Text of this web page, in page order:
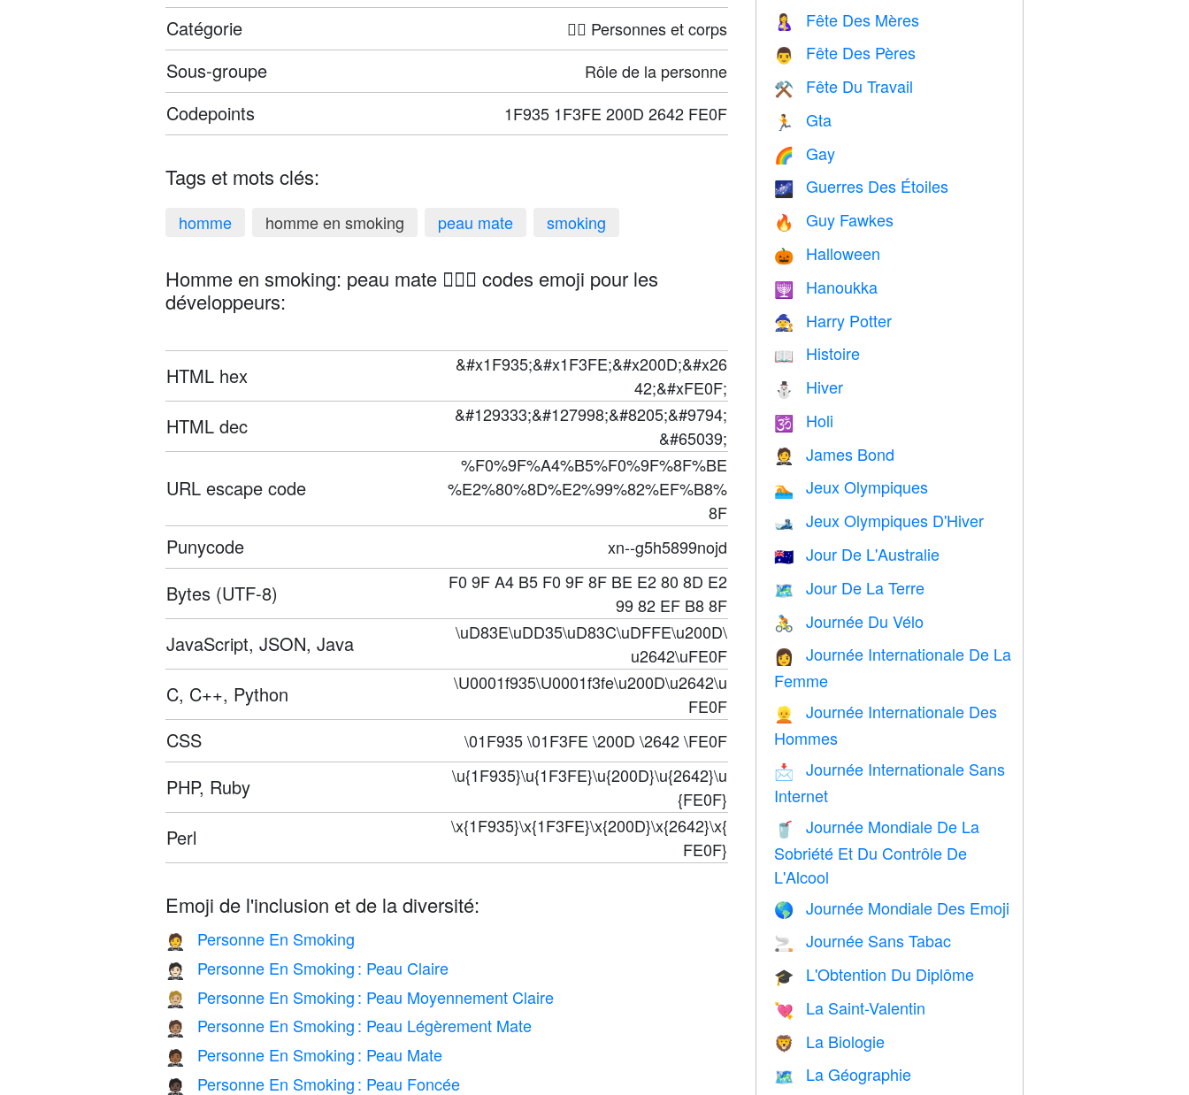
Catégorie 🤦‍♀️ Personnes et corps
Sous-groupe Rôle de la personne
Codepoints 1F935 1F3FE 200D 2642 FE0F
Tags et mots clés:
homme homme en smoking peau mate smoking
Homme en smoking: peau mate 🤵🏾‍♂️ codes emoji pour les
développeurs:
HTML hex
&#x1F935;&#x1F3FE;&#x200D;&#x26
42;&#xFE0F;
HTML dec
&#129333;&#127998;&#8205;&#9794;
&#65039;
URL escape code
%F0%9F%A4%B5%F0%9F%8F%BE
%E2%80%8D%E2%99%82%EF%B8%
8F
Punycode xn--g5h5899nojd
Bytes (UTF-8)
F0 9F A4 B5 F0 9F 8F BE E2 80 8D E2
99 82 EF B8 8F
JavaScript, JSON, Java
\uD83E\uDD35\uD83C\uDFFE\u200D\
u2642\uFE0F
C, C++, Python
\U0001f935\U0001f3fe\u200D\u2642\u
FE0F
CSS \01F935 \01F3FE \200D \2642 \FE0F
PHP, Ruby
\u{1F935}\u{1F3FE}\u{200D}\u{2642}\u
{FE0F}
Perl
\x{1F935}\x{1F3FE}\x{200D}\x{2642}\x{
FE0F}
Emoji de l'inclusion et de la diversité:
🤵 Personne En Smoking
🤵🏻 Personne En Smoking : Peau Claire
🤵🏼 Personne En Smoking : Peau Moyennement Claire
🤵🏽 Personne En Smoking : Peau Légèrement Mate
🤵🏾 Personne En Smoking : Peau Mate
🤵🏿 Personne En Smoking : Peau Foncée
🤱 Fête Des Mères
👨 Fête Des Pères
⚒️ Fête Du Travail
🏃 Gta
🌈 Gay
🌌 Guerres Des Étoiles
🔥 Guy Fawkes
🎃 Halloween
🕎 Hanoukka
🧙 Harry Potter
📖 Histoire
⛄ Hiver
🕉 Holi
🤵 James Bond
🏊 Jeux Olympiques
🎿 Jeux Olympiques D'Hiver
🇦🇺 Jour De L'Australie
🗺️ Jour De La Terre
🚴 Journée Du Vélo
👩
Journée Internationale De La
Femme
👱
Journée Internationale Des
Hommes
📩
Journée Internationale Sans
Internet
🥤
Journée Mondiale De La
Sobriété Et Du Contrôle De
L'Alcool
🌎 Journée Mondiale Des Emoji
🚬 Journée Sans Tabac
🎓 L'Obtention Du Diplôme
💘 La Saint-Valentin
🦁 La Biologie
🗺 La Géographie